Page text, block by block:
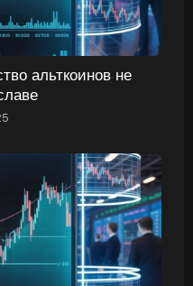
альткоинов не